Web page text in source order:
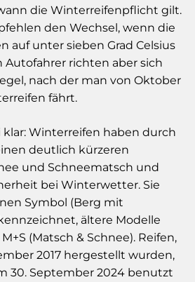
die Winterreifenpflicht gilt.
den Wechsel, wenn die
auf unter sieben Grad Celsius
Autofahrer richten aber sich
nach der man von Oktober
fährt.
klar: Winterreifen haben durch
deutlich kürzeren
und Schneematsch und
bei Winterwetter. Sie
Symbol (Berg mit
ältere Modelle
(Matsch & Schnee). Reifen,
2017 hergestellt wurden,
30. September 2024 benutzt